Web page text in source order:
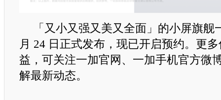
「又小又强又美又全面」的小屏旗舰
月 24 日正式发布，现已开启预约。更
益，可关注一加官网、一加手机官方微
解最新动态。